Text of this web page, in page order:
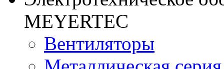
MEYERTEC
Вентиляторы